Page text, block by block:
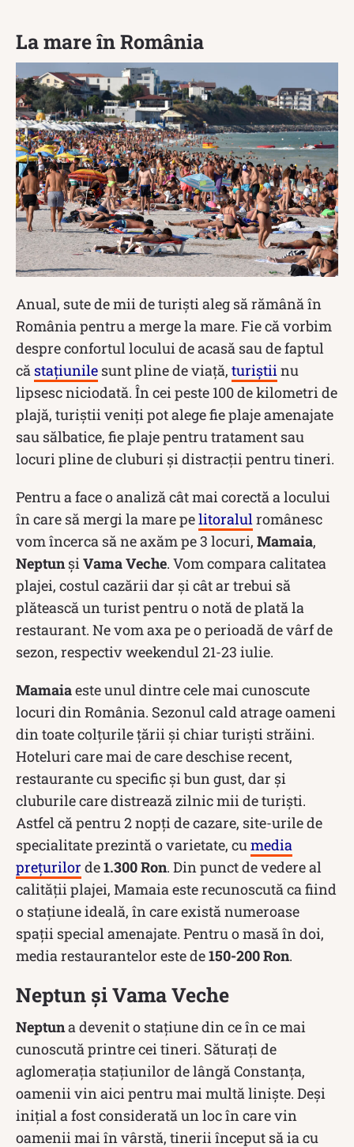
La mare în România
Anual, sute de mii de turiști aleg să rămână în
România pentru a merge la mare. Fie că vorbim
despre confortul locului de acasă sau de faptul
că stațiunile sunt pline de viață, turiștiinu
lipsesc niciodată. În cei peste 100 de kilometri de
plajă, turiștii veniți pot alege fie plaje amenajate
sau sălbatice, fie plaje pentru tratament sau
locuri pline de cluburi și distracții pentru tineri.
Pentru a face o analiză cât mai corectă a locului
în care să mergi la mare pelitoralulromânesc
vom încerca să ne axăm pe 3 locuri, Mamaia,
NeptunșiVama Veche. Vom compara calitatea
plajei, costul cazării dar și cât ar trebui să
plătească un turist pentru o notă de plată la
restaurant. Ne vom axa pe o perioadă de vârf de
sezon, respectiv weekendul 21-23 iulie.
Mamaiaeste unul dintre cele mai cunoscute
locuri din România. Sezonul cald atrage oameni
din toate colțurile țării și chiar turiști străini.
Hoteluri care mai de care deschise recent,
restaurante cu specific și bun gust, dar și
cluburile care distrează zilnic mii de turiști.
Astfel că pentru 2 nopți de cazare, site-urile de
specialitate prezintă o varietate, cumedia
prețurilor de1.300 Ron. Din punct de vedere al
calității plajei, Mamaia este recunoscută ca fiind
o stațiune ideală, în care există numeroase
spații special amenajate. Pentru o masă în doi,
media restaurantelor este de150-200 Ron.
Neptun și Vama Veche
Neptuna devenit o stațiune din ce în ce mai
cunoscută printre cei tineri. Săturați de
aglomerația stațiunilor de lângă Constanța,
oamenii vin aici pentru mai multă liniște. Deși
inițial a fost considerată un loc în care vin
oamenii mai în vârstă, tinerii început să ia cu